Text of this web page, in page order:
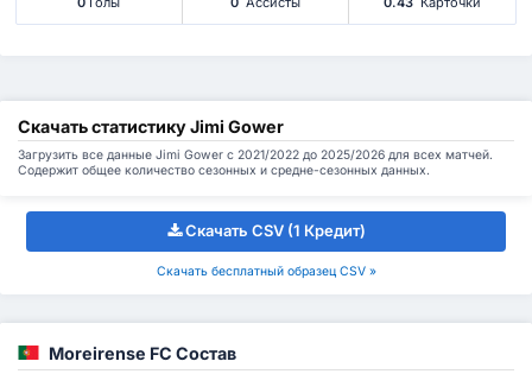
Скачать статистику Jimi Gower
Загрузить все данные Jimi Gower с 2021/2022 до 2025/2026 для всех матчей.
Содержит общее количество сезонных и средне-сезонных данных.
Скачать CSV (1 Кредит)
Скачать бесплатный образец CSV »
Moreirense FC Состав